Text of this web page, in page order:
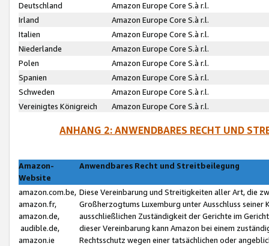
Deutschland
Amazon Europe Core S.à r.l.
Irland
Amazon Europe Core S.à r.l.
Italien
Amazon Europe Core S.à r.l.
Niederlande
Amazon Europe Core S.à r.l.
Polen
Amazon Europe Core S.à r.l.
Spanien
Amazon Europe Core S.à r.l.
Schweden
Amazon Europe Core S.à r.l.
Vereinigtes Königreich
Amazon Europe Core S.à r.l.
ANHANG 2: ANWENDBARES RECHT UND
Amazon-
Website
Anwendbares Recht und Streitbeilegung
amazon.com.be,
amazon.fr,
amazon.de,
audible.de,
amazon.ie
Diese Vereinbarung und Streitigkeiten aller Art, die
Großherzogtums Luxemburg unter Ausschluss
ausschließlichen Zuständigkeit der Gerichte im
dieser Vereinbarung kann Amazon bei einem
Rechtsschutz wegen einer tatsächlichen oder